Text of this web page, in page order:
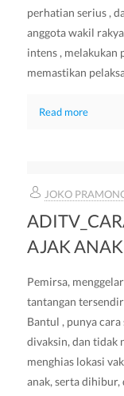
perhatian serius ,
anggota wakil
intens , melakukan
memastikan
Read more
JOKO
AJAK
Pemirsa,
tantangan
Bantul , punya
divaksin, dan tidak
menghias lokasi
anak, serta dihibur,